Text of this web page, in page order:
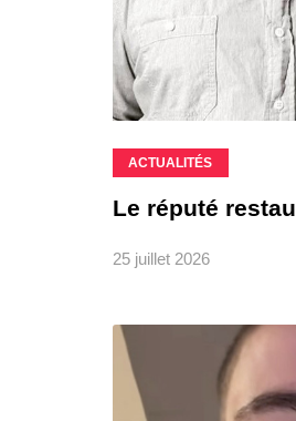
ACTUALITÉS
Le réputé
25 juillet 2026